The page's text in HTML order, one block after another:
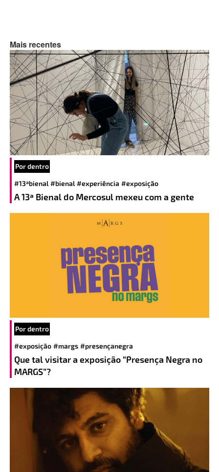
Mais recentes
Por dentro
#13ªbienal #bienal #experiência #exposição
A 13ª Bienal do Mercosul mexeu com a gente
Por dentro
#exposição #margs #presençanegra
Que tal visitar a exposição “Presença Negra no
MARGS”?